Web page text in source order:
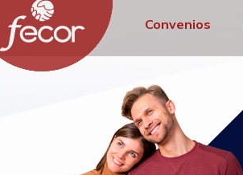
Convenios